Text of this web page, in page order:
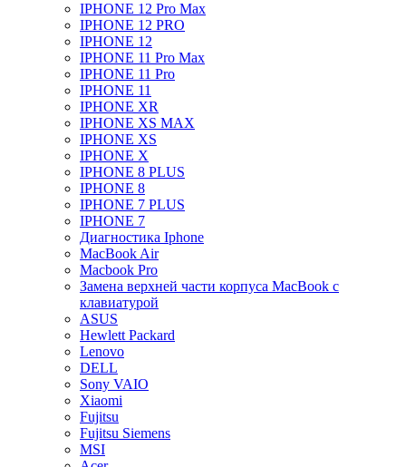
IPHONE 12 Pro Max
IPHONE 12 PRO
IPHONE 12
IPHONE 11 Pro Max
IPHONE 11 Pro
IPHONE 11
IPHONE XR
IPHONE XS MAX
IPHONE XS
IPHONE X
IPHONE 8 PLUS
IPHONE 8
IPHONE 7 PLUS
IPHONE 7
Диагностика Iphone
MacBook Air
Macbook Pro
Замена верхней части корпуса MacBook с
клавиатурой
ASUS
Hewlett Packard
Lenovo
DELL
Sony VAIO
Xiaomi
Fujitsu
Fujitsu Siemens
MSI